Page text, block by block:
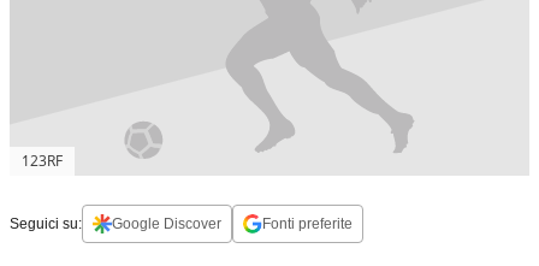
123RF
Seguici su: Google Discover Fonti preferite